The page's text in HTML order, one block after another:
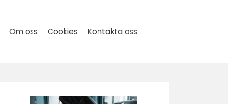
Om oss Cookies Kontakta oss